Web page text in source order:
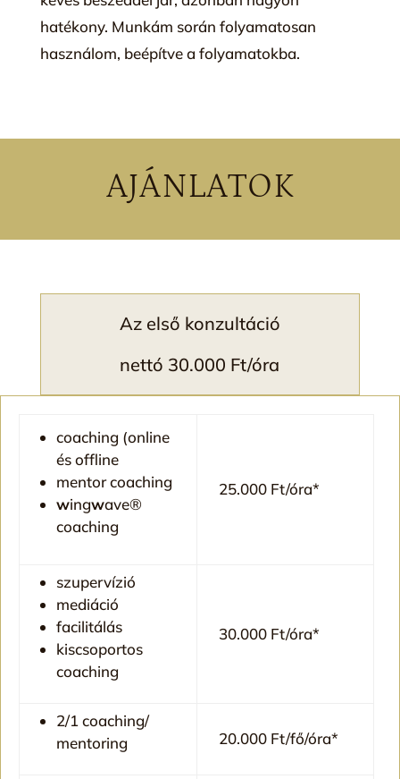
hatékony. Munkám során folyamatosan
használom, beépítve a folyamatokba.
AJÁNLATOK
Az első konzultáció
nettó 30.000 Ft/óra
coaching (online
és offline
mentor coaching
wingwave®
coaching
25.000 Ft/óra*
szupervízió
mediáció
facilitálás
kiscsoportos
coaching
30.000 Ft/óra*
2/1 coaching/
mentoring
20.000 Ft/fő/óra*